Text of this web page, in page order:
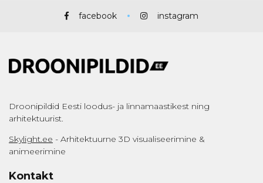
facebook instagram
Droonipildid Eesti loodus- ja linnamaastikest ning
arhitektuurist.
Skylight.ee - Arhitektuurne 3D visualiseerimine &
animeerimine
Kontakt